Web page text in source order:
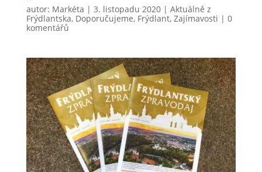
autor: Markéta | 3. listopadu 2020| Aktuálně z
Frýdlantska, Doporučujeme, Frýdlant, Zajímavosti | 0
komentářů